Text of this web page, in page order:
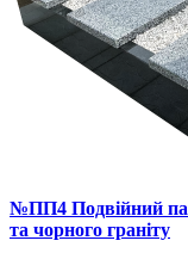
№ПП4 Подвійний
та чорного граніту